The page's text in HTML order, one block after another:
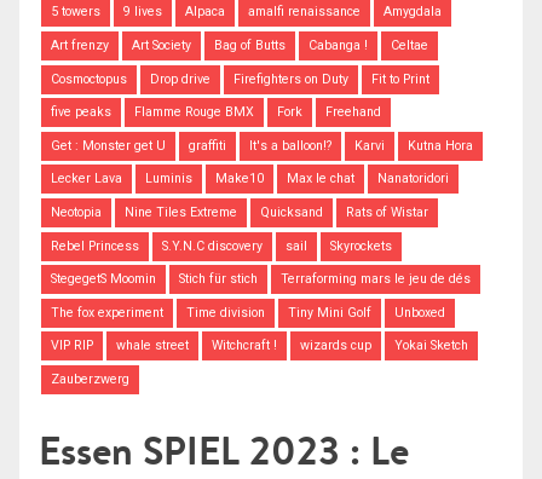
5 towers 9 lives Alpaca amalfi renaissance Amygdala
Art frenzy Art Society Bag of Butts Cabanga ! Celtae
Cosmoctopus Drop drive Firefighters on Duty Fit to Print
five peaks Flamme Rouge BMX Fork Freehand
Get : Monster get U graffiti It's a balloon!? Karvi Kutna Hora
Lecker Lava Luminis Make10 Max le chat Nanatoridori
Neotopia Nine Tiles Extreme Quicksand Rats of Wistar
Rebel Princess S.Y.N.C discovery sail Skyrockets
StegegetS Moomin Stich für stich Terraforming mars le jeu de dés
The fox experiment Time division Tiny Mini Golf Unboxed
VIP RIP whale street Witchcraft ! wizards cup Yokai Sketch
Zauberzwerg
Essen SPIEL 2023 : Le